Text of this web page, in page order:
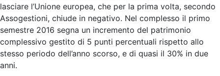
lasciare l’Unione europea, che per la prima volta, secondo
Assogestioni, chiude in negativo. Nel complesso il primo
semestre 2016 segna un incremento del patrimonio
complessivo gestito di 5 punti percentuali rispetto allo
stesso periodo dell’anno scorso, e di quasi il 30% in due
anni.